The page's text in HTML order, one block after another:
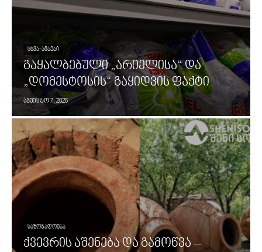
ᲡᲮᲕᲐ-ᲐᲛᲑᲔᲑᲘ
გაყალბებული „არიელისა“ და
„დომესტოსის“ გაყიდვის ფაქტი
აგვისტო 7, 2026
ᲡᲐᲖᲝᲒᲐᲓᲝᲔᲑᲐ
ქვევრის აშენება და გამოწვა –